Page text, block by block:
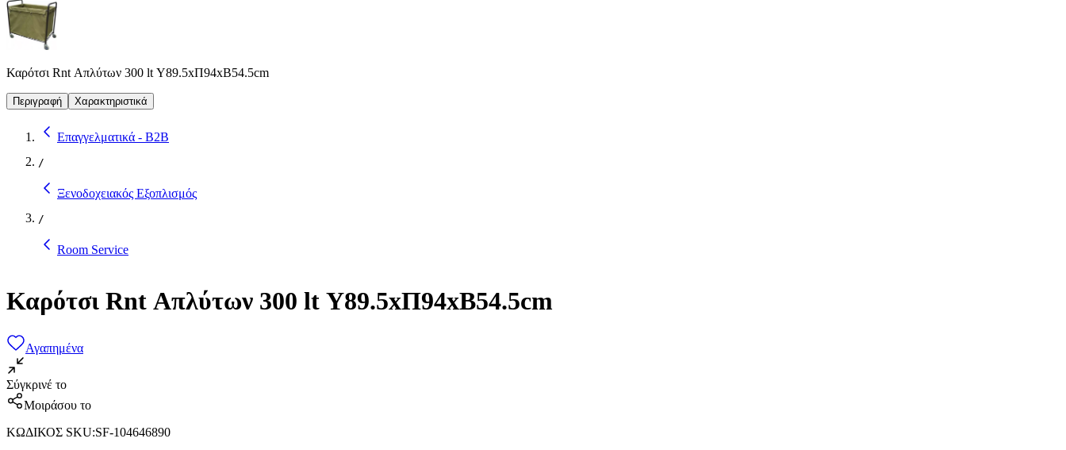
Καρότσι Rnt Απλύτων 300 lt Υ89.5xΠ94xΒ54.5cm
Περιγραφή Χαρακτηριστικά
Επαγγελματικά - B2B
/
Ξενοδοχειακός Εξοπλισμός
/
Room Service
Καρότσι Rnt Απλύτων 300 lt Υ89.5xΠ94xΒ54.5cm
Αγαπημένα
Σύγκρινέ το
Μοιράσου το
ΚΩΔΙΚΟΣ SKU:SF-104646890